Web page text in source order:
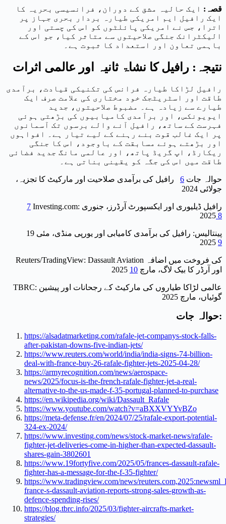
قصہ: ایک حالیہ مشق کے دوران، فرانسیسی بحریہ کا
ایک رافیل ایم امریکی طیارہ بردار بحری جہاز پر
اترا، جس نے امریکی پائلٹوں کو اس کی چستی اور
الیکٹرانک جنگی صلاحیتوں سے متاثر کیا، جو اس کے
باہمی تعاون اور استعداد کا ثبوت ہے۔
نتیجہ: رافیل کا نشاۃ ثانیہ اور عالمی اثرات
رافیل لڑاکا طیارہ فرانس کی تکنیکی قیادت، برآمدی
طاقت اور اسٹریٹجک خود مختاری کی علامت صرف ایک
طیارے سے زیادہ ہے۔ مضبوط صلاحیتوں، جدید
ایویونکس، اور برآمدی کامیابیوں کی بڑھتی ہوئی
فہرست کے ساتھ، رافیل آنے والے برسوں تک آسمانوں
پر ایک غالب قوت بنے رہنے کے لیے تیار ہے۔ افواہوں
اور بڑھتے ہوئے مسابقت کے باوجود، اس کا جنگی
ریکارڈ، اپ گریڈ پاتھ، اور عالمی مانگ جدید فضائی
طاقت میں اس کی جگہ کو یقینی بناتی ہے۔
حوالہ جات 6 رافیل کی برآمدی صلاحیت اور مارکیٹ کا تجزیہ،
جولائی 2024
7 Investing.com: رافیل ڈیلیوری اور ایکسپورٹ آرڈرز، جنوری
2025 8
19 پینتالیس: رافیل کی برآمدی کامیابی اور یورپی منڈی، مئی
2025 9
Reuters/TradingView: Dassault Aviation کی فروخت میں اضافہ
اور آرڈر کا بیک لاگ، مارچ 2025 10
TBRC: عالمی لڑاکا طیاروں کی مارکیٹ کے رجحانات اور پیشین
گوئیاں، مارچ 2025
حوالہ جات:
https://alsadatmarketing.com/rafale-jet-companys-stock-falls-
after-pakistan-downs-five-indian-jets/
https://www.reuters.com/world/india/india-signs-74-billion-
deal-with-france-buy-26-rafale-fighter-jets-2025-04-28/
https://armyrecognition.com/news/aerospace-
news/2025/focus-is-the-french-rafale-fighter-jet-a-real-
alternative-to-the-us-made-f-35-portugal-planned-to-purchase
https://en.wikipedia.org/wiki/Dassault_Rafale
https://www.youtube.com/watch?v=aBXXVYYvBZo
https://meta-defense.fr/en/2024/07/25/rafale-export-potential-
324-ex-2024/
https://www.investing.com/news/stock-market-news/rafale-
fighter-jet-deliveries-come-in-higher-than-expected-dassault-
shares-gain-3802601
https://www.19fortyfive.com/2025/05/frances-dassault-rafale-
fighter-has-a-message-for-the-f-35-fighter/
https://www.tradingview.com/news/
france-s-dassault-aviation-reports-strong-sales-growth-as-
defence-spending-rises/
https://blog.tbrc.info/2025/03/fighter-aircrafts-market-
strategies/